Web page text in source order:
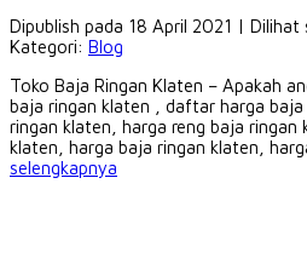
Dipublish pada 18 April 2021 | Dilihat
Kategori: Blog
Toko Baja Ringan Klaten – Apakah
baja ringan klaten , daftar harga
ringan klaten, harga reng baja ringan
klaten, harga baja ringan klaten,
selengkapnya